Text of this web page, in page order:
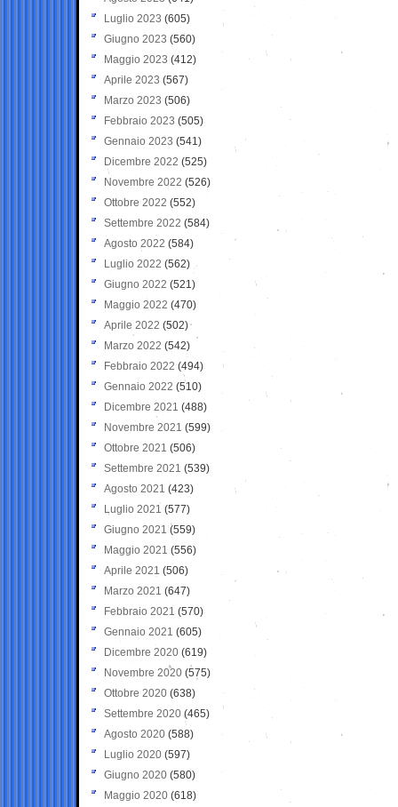
Luglio 2023 (605)
Giugno 2023 (560)
Maggio 2023 (412)
Aprile 2023 (567)
Marzo 2023 (506)
Febbraio 2023 (505)
Gennaio 2023 (541)
Dicembre 2022 (525)
Novembre 2022 (526)
Ottobre 2022 (552)
Settembre 2022 (584)
Agosto 2022 (584)
Luglio 2022 (562)
Giugno 2022 (521)
Maggio 2022 (470)
Aprile 2022 (502)
Marzo 2022 (542)
Febbraio 2022 (494)
Gennaio 2022 (510)
Dicembre 2021 (488)
Novembre 2021 (599)
Ottobre 2021 (506)
Settembre 2021 (539)
Agosto 2021 (423)
Luglio 2021 (577)
Giugno 2021(559)
Maggio 2021 (556)
Aprile 2021 (506)
Marzo 2021 (647)
Febbraio 2021 (570)
Gennaio 2021 (605)
Dicembre 2020 (619)
Novembre 2020 (575)
Ottobre 2020 (638)
Settembre 2020(465)
Agosto 2020 (588)
Luglio 2020 (597)
Giugno 2020 (580)
Maggio 2020 (618)